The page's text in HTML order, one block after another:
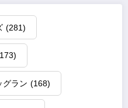
(281)
グラン (168)